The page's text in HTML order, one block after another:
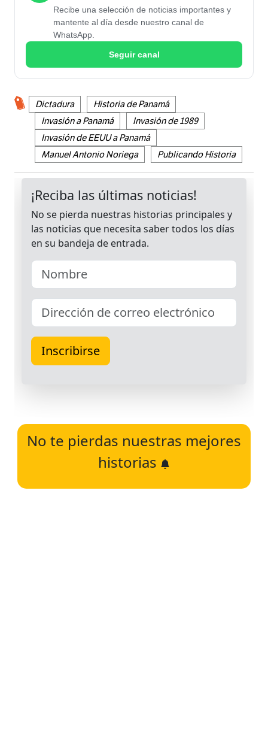
Recibe una selección de noticias importantes y
mantente al día desde nuestro canal de
WhatsApp.
Seguir canal
Dictadura
Historia de Panamá
Invasión a Panamá
Invasión de 1989
Invasión de EEUU a Panamá
Manuel Antonio Noriega
Publicando Historia
No te pierdas nuestras mejores
historias